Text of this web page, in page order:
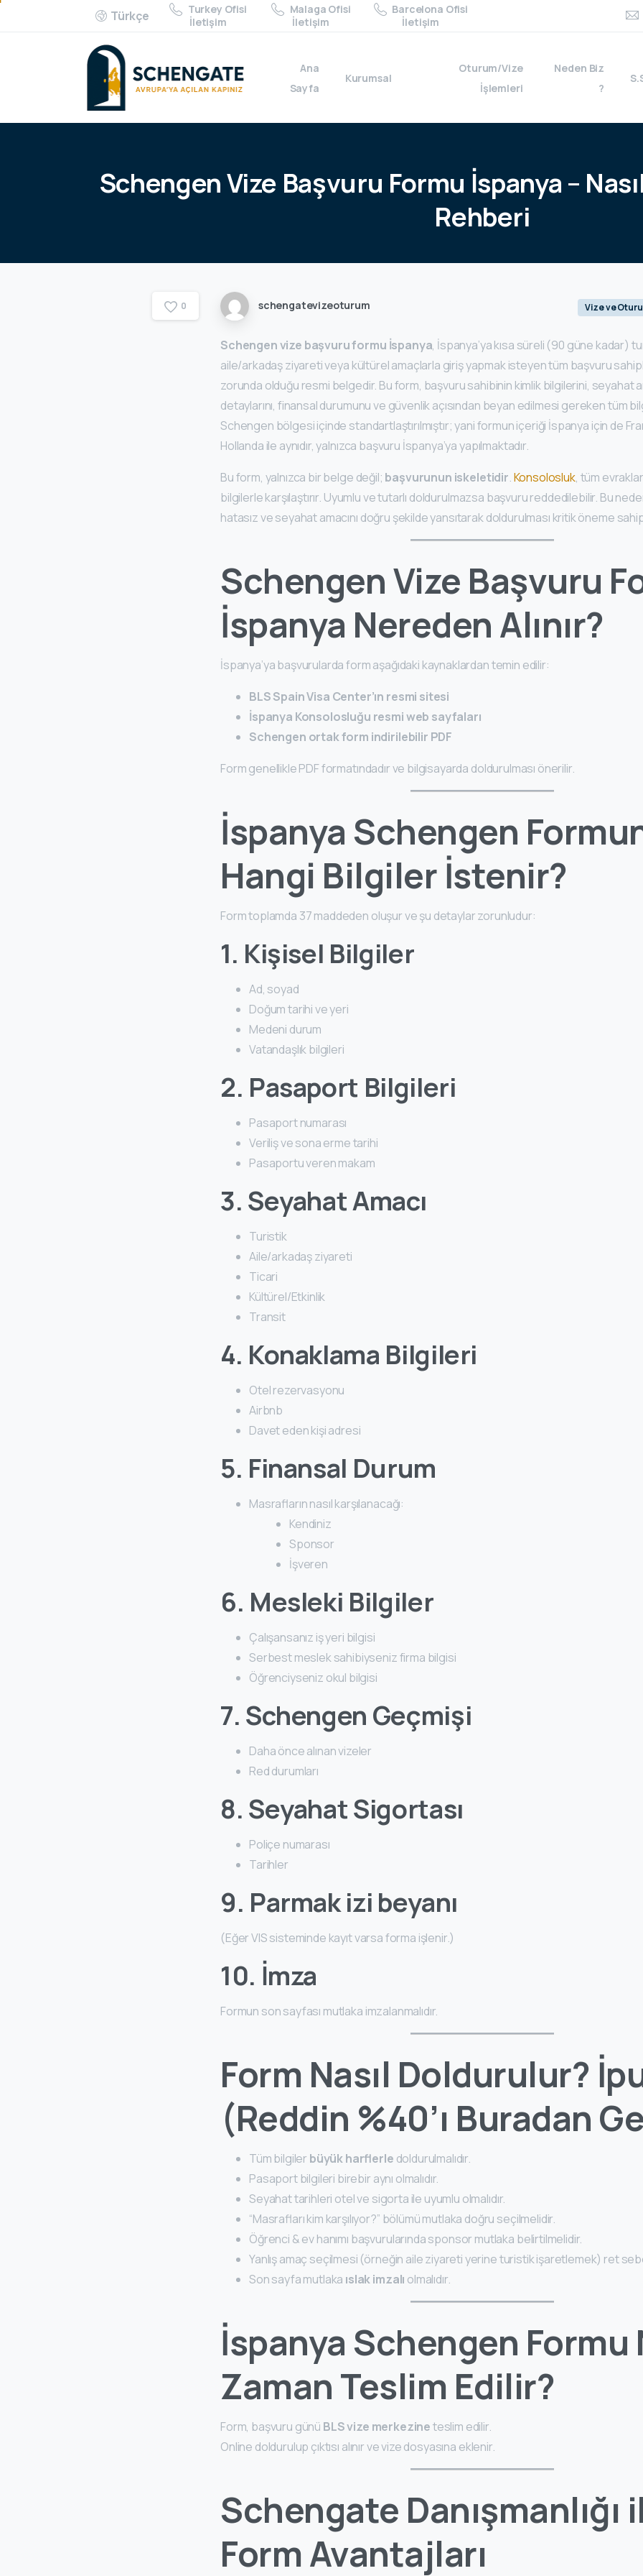
Türkçe
Turkey Ofisi
İletişim
Malaga Ofisi
İletişim
Barcelona Ofisi
İletişim
Ana
Sayfa
Kurumsal
Oturum/Vize
İşlemleri
Neden Biz
?
SchengenVize Başvuru Formu İspanya –
Rehberi
0 schengatevizeoturum Vize ve
Schengen vize başvuru formu İspanya, İspanya’ya kısa süreli (90 güne kadar)
aile/arkadaş ziyareti veya kültürel amaçlarla giriş yapmak isteyen tüm başvuru
zorunda olduğu resmi belgedir. Bu form, başvuru sahibinin kimlik bilgilerini, seyahat
detaylarını, finansal durumunu ve güvenlik açısından beyan edilmesi gereken tüm
Schengen bölgesi içinde standartlaştırılmıştır; yani formun içeriği İspanya için de
Hollanda ile aynıdır, yalnızca başvuru İspanya’ya yapılmaktadır.
Bu form, yalnızca bir belge değil; başvurunun iskeletidir.Konsolosluk, tüm
bilgilerle karşılaştırır. Uyumlu ve tutarlı doldurulmazsa başvuru reddedilebilir. Bu
hatasız ve seyahat amacını doğru şekilde yansıtarak doldurulması kritik öneme
Schengen Vize Başvuru
İspanya Nereden Alınır?
İspanya’ya başvurularda form aşağıdaki kaynaklardan temin edilir:
BLS Spain Visa Center’ın resmi sitesi
İspanya Konsolosluğu resmi web sayfaları
Schengen ortak form indirilebilir PDF
Form genellikle PDF formatındadır ve bilgisayarda doldurulması önerilir.
İspanya Schengen
Hangi Bilgiler İstenir?
Form toplamda 37 maddeden oluşur ve şu detaylar zorunludur:
1. Kişisel Bilgiler
Ad, soyad
Doğum tarihi ve yeri
Medeni durum
Vatandaşlık bilgileri
2. Pasaport Bilgileri
Pasaport numarası
Veriliş ve sona erme tarihi
Pasaportu veren makam
3. Seyahat Amacı
Turistik
Aile/arkadaş ziyareti
Ticari
Kültürel/Etkinlik
Transit
4. Konaklama Bilgileri
Otel rezervasyonu
Airbnb
Davet eden kişi adresi
5. Finansal Durum
Masrafların nasıl karşılanacağı:
Kendiniz
Sponsor
İşveren
6. Mesleki Bilgiler
Çalışansanız iş yeri bilgisi
Serbest meslek sahibiyseniz firma bilgisi
Öğrenciyseniz okul bilgisi
7. Schengen Geçmişi
Daha önce alınan vizeler
Red durumları
8. Seyahat Sigortası
Poliçe numarası
Tarihler
9. Parmak izi beyanı
(Eğer VIS sisteminde kayıt varsa forma işlenir.)
10. İmza
Formun son sayfası mutlaka imzalanmalıdır.
Form Nasıl Doldurulur?
(Reddin %40’ı Buradan
Tüm bilgiler büyük harflerle doldurulmalıdır.
Pasaport bilgileri birebir aynı olmalıdır.
Seyahat tarihleri otel ve sigorta ile uyumlu olmalıdır.
“Masrafları kim karşılıyor?” bölümü mutlaka doğru seçilmelidir.
Öğrenci & ev hanımı başvurularında sponsor mutlaka belirtilmelidir.
Yanlış amaç seçilmesi (örneğin aile ziyareti yerine turistik işaretlemek) ret
Son sayfa mutlaka ıslak imzalı olmalıdır.
İspanya Schengen Formu
Zaman Teslim Edilir?
Form, başvuru günü BLS vize merkezineteslim edilir.
Online doldurulup çıktısı alınır ve vize dosyasına eklenir.
Schengate Danışmanlığı
Form Avantajları